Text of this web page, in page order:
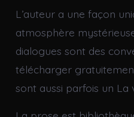
L’auteur a une façon
atmosphère
dialogues sont des
télécharger
sont aussi parfois un La